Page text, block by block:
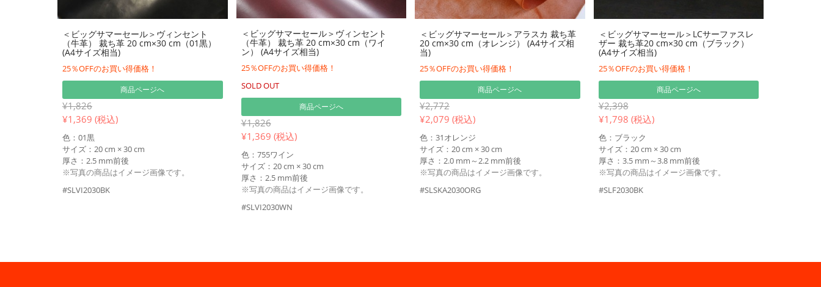
＜ビッグサマーセール＞ヴィンセント
（牛革） 裁ち革 20 cm×30 cm（01黒）
(A4サイズ相当)
25％OFFのお買い得価格！
商品ページへ
¥1,826
¥1,369 (税込)
色：01黒
サイズ：20 cm × 30 cm
厚さ：2.5 mm前後
※写真の商品はイメージ画像です。
#SLVI2030BK
＜ビッグサマーセール＞ヴィンセント
（牛革） 裁ち革 20 cm×30 cm（ワイ
ン） (A4サイズ相当)
25％OFFのお買い得価格！
SOLD OUT
商品ページへ
¥1,826
¥1,369 (税込)
色：755ワイン
サイズ：20 cm × 30 cm
厚さ：2.5 mm前後
※写真の商品はイメージ画像です。
#SLVI2030WN
＜ビッグサマーセール＞アラスカ 裁ち革
20 cm×30 cm（オレンジ） (A4サイズ相
当)
25％OFFのお買い得価格！
商品ページへ
¥2,772
¥2,079 (税込)
色：31オレンジ
サイズ：20 cm × 30 cm
厚さ：2.0 mm～2.2 mm前後
※写真の商品はイメージ画像です。
#SLSKA2030ORG
＜ビッグサマーセール＞LCサーファスレ
ザー 裁ち革20 cm×30 cm（ブラック）
(A4サイズ相当)
25％OFFのお買い得価格！
商品ページへ
¥2,398
¥1,798 (税込)
色：ブラック
サイズ：20 cm × 30 cm
厚さ：3.5 mm～3.8 mm前後
※写真の商品はイメージ画像です。
#SLF2030BK